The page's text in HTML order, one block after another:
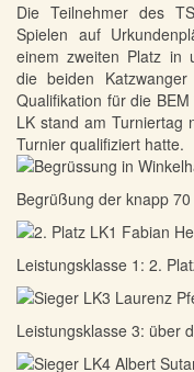
Die Teilnehmer des
Spielen auf
einem zweiten Platz in
die beiden
Qualifikation für die
LK stand am Turniertag
Turnier qualifiziert hatte.
Begrüßung der knapp
Leistungsklasse 1: 2.
Leistungsklasse 3: über